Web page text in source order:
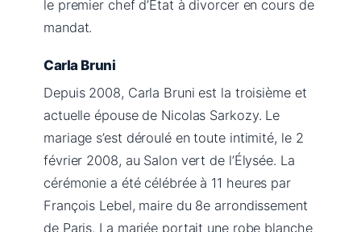
le premier chef d’État à divorcer en cours de
mandat.
Carla Bruni
Depuis 2008, Carla Bruni est la troisième et
actuelle épouse de Nicolas Sarkozy. Le
mariage s’est déroulé en toute intimité, le 2
février 2008, au Salon vert de l’Élysée. La
cérémonie a été célébrée à 11 heures par
François Lebel, maire du 8e arrondissement
de Paris. La mariée portait une robe blanche